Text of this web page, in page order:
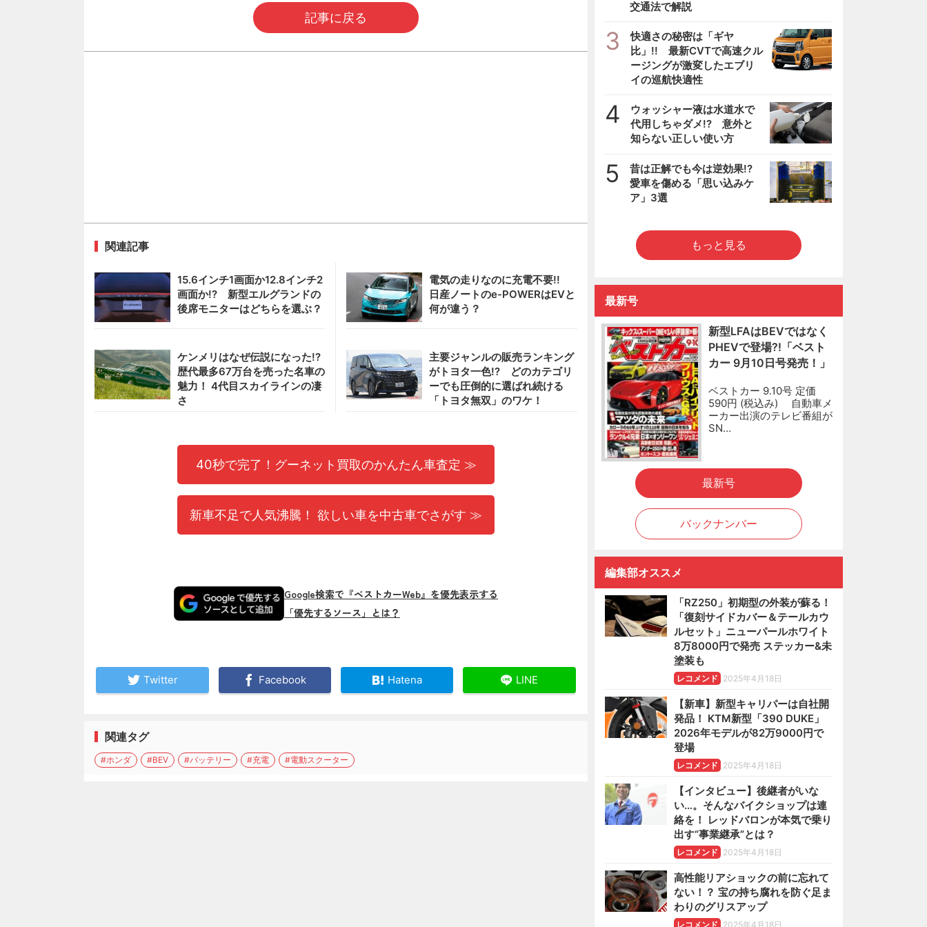
記事に戻る
関連記事
15.6インチ1画面か12.8インチ2
画面か!? 新型エルグランドの
後席モニターはどちらを選ぶ？
電気の走りなのに充電不要!!
日産ノートのe-POWERはEVと
何が違う？
ケンメリはなぜ伝説になった!?
歴代最多67万台を売った名車の
魅力！ 4代目スカイラインの凄
さ
主要ジャンルの販売ランキング
がトヨタ一色!? どのカテゴリ
ーでも圧倒的に選ばれ続ける
「トヨタ無双」のワケ！
40秒で完了！グーネット買取のかんたん車査定 ≫
新車不足で人気沸騰！ 欲しい車を中古車でさがす ≫
Google検索で『ベストカーWeb』を優先表示する
「優先するソース」とは？
Twitter Facebook Hatena LINE
関連タグ
#ホンダ #BEV #バッテリー #充電 #電動スクーター
交通法で解説
3
快適さの秘密は「ギヤ
比」!! 最新CVTで高速クル
ージングが激変したエブリ
イの巡航快適性
4
ウォッシャー液は水道水で
代用しちゃダメ!? 意外と
知らない正しい使い方
5
昔は正解でも今は逆効果!?
愛車を傷める「思い込みケ
ア」3選
もっと見る
最新号
新型LFAはBEVではなく
PHEVで登場?!「ベスト
カー 9月10日号発売！」
ベストカー 9.10号 定価
590円 (税込み) 自動車メ
ーカー出演のテレビ番組が
SN…
最新号
バックナンバー
編集部オススメ
「RZ250」初期型の外装が蘇る！
「復刻サイドカバー＆テールカウ
ルセット」ニューパールホワイト
8万8000円で発売 ステッカー&未
塗装も
レコメンド 2025年4月18日
【新車】新型キャリパーは自社開
発品！ KTM新型「390 DUKE」
2026年モデルが82万9000円で
登場
レコメンド 2025年4月18日
【インタビュー】後継者がいな
い…。そんなバイクショップは連
絡を！ レッドバロンが本気で乗り
出す“事業継承”とは？
レコメンド 2025年4月18日
高性能リアショックの前に忘れて
ない！？ 宝の持ち腐れを防ぐ足ま
わりのグリスアップ
レコメンド 2025年4月18日